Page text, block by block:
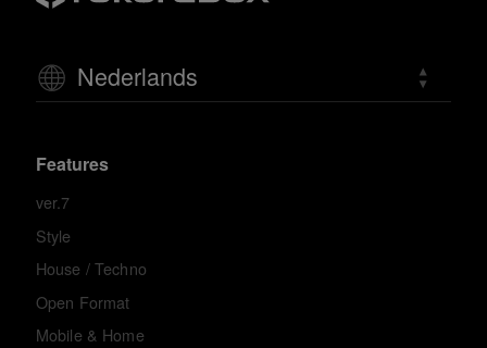
Nederlands
Features
ver.7
Style
House / Techno
Open Format
Mobile & Home